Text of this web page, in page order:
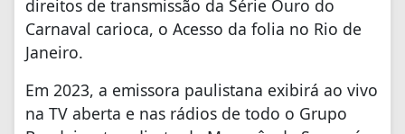
direitos de transmissão da Série Ouro do
Carnaval carioca, o Acesso da folia no Rio de
Janeiro.
Em 2023, a emissora paulistana exibirá ao vivo
na TV aberta e nas rádios de todo o Grupo